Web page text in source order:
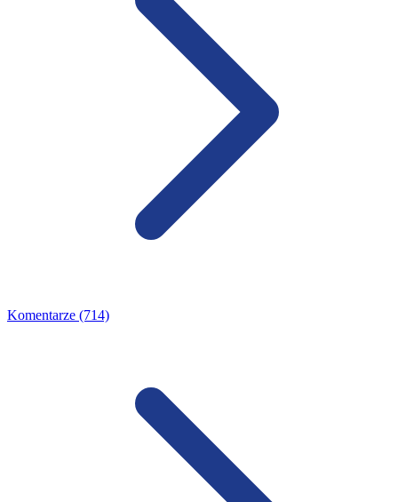
Komentarze (714)